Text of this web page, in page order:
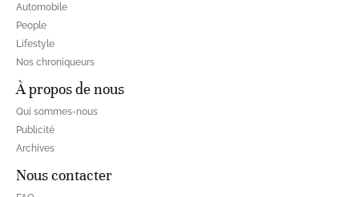
Automobile
People
Lifestyle
Nos chroniqueurs
À propos de nous
Qui sommes-nous
Publicité
Archives
Nous contacter